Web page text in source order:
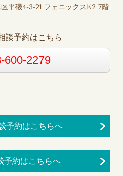
平磯4-3-21 フェニックスK2 7階
談予約はこちら
600-2279
予約はこちらへ
予約はこちらへ